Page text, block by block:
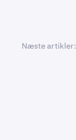
Næste artikler: